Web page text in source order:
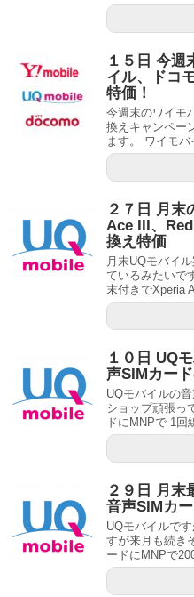
１５日 今週
イル、ドコ
特価！
今週末のワイモ
換えキャンペー
ます。 ワイモ
２７日 月末
Ace III、
換え特価
月末UQモバイ
ているみたいで
末付きでXperia
１０日 UQ
声SIMカー
UQモバイルの
ショップ頑張っ
ドにMNPで 1回
２９日 月末
音声SIMカ
UQモバイルで
すが来月も続き
ードにMNPで